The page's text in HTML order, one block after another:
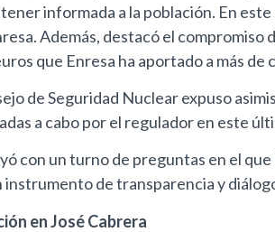
informada a la población. En
Además, destacó el
que Enresa ha aportado a más
de Seguridad Nuclear expuso
a cabo por el regulador en este
con un turno de preguntas en el
instrumento de transparencia y
en José Cabrera